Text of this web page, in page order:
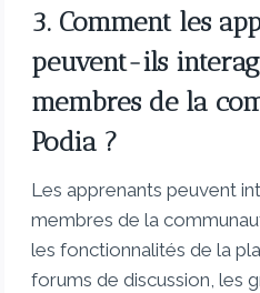
3. Comment les
peuvent-ils
membres de la
Podia ?
Les apprenants peuvent
membres de la
les fonctionnalités de la
forums de discussion, les